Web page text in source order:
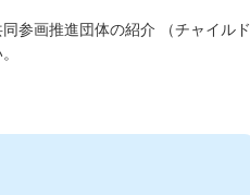
参画推進団体の紹介 （チャイルド